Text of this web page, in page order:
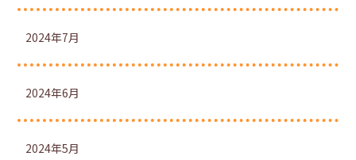
2024年7月
2024年6月
2024年5月